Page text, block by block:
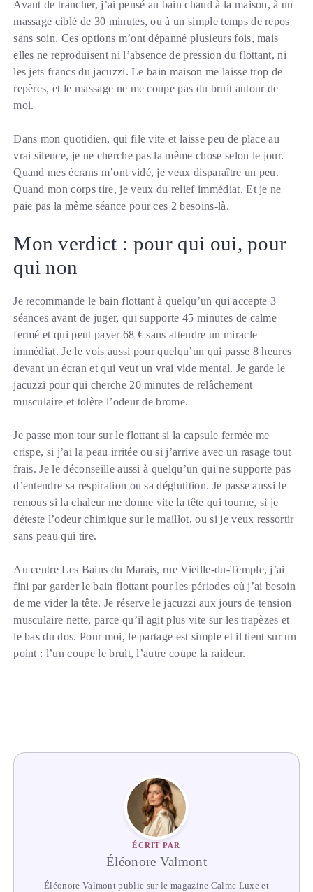
Avant de trancher, j’ai pensé au bain chaud à la maison, à un
massage ciblé de 30 minutes, ou à un simple temps de repos
sans soin. Ces options m’ont dépanné plusieurs fois, mais
elles ne reproduisent ni l’absence de pression du flottant, ni
les jets francs du jacuzzi. Le bain maison me laisse trop de
repères, et le massage ne me coupe pas du bruit autour de
moi.
Dans mon quotidien, qui file vite et laisse peu de place au
vrai silence, je ne cherche pas la même chose selon le jour.
Quand mes écrans m’ont vidé, je veux disparaître un peu.
Quand mon corps tire, je veux du relief immédiat. Et je ne
paie pas la même séance pour ces 2 besoins-là.
Mon verdict : pour qui oui, pour
qui non
Je recommande le bain flottant à quelqu’un qui accepte 3
séances avant de juger, qui supporte 45 minutes de calme
fermé et qui peut payer 68 € sans attendre un miracle
immédiat. Je le vois aussi pour quelqu’un qui passe 8 heures
devant un écran et qui veut un vrai vide mental. Je garde le
jacuzzi pour qui cherche 20 minutes de relâchement
musculaire et tolère l’odeur de brome.
Je passe mon tour sur le flottant si la capsule fermée me
crispe, si j’ai la peau irritée ou si j’arrive avec un rasage tout
frais. Je le déconseille aussi à quelqu’un qui ne supporte pas
d’entendre sa respiration ou sa déglutition. Je passe aussi le
remous si la chaleur me donne vite la tête qui tourne, si je
déteste l’odeur chimique sur le maillot, ou si je veux ressortir
sans peau qui tire.
Au centre Les Bains du Marais, rue Vieille-du-Temple, j’ai
fini par garder le bain flottant pour les périodes où j’ai besoin
de me vider la tête. Je réserve le jacuzzi aux jours de tension
musculaire nette, parce qu’il agit plus vite sur les trapèzes et
le bas du dos. Pour moi, le partage est simple et il tient sur un
point : l’un coupe le bruit, l’autre coupe la raideur.
ÉCRIT PAR
Éléonore Valmont
Éléonore Valmont publie sur le magazine Calme Luxe et